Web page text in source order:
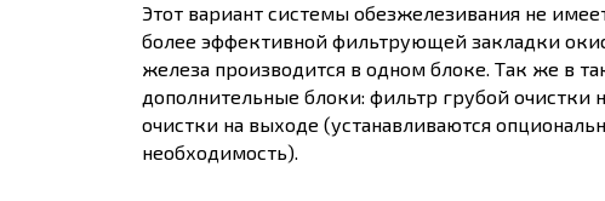
Этот вариант системы обезжелезивания не
более эффективной фильтрующей закладки
железа производится в одном блоке. Так же в
дополнительные блоки: фильтр грубой очистки
очистки на выходе (устанавливаются
необходимость).